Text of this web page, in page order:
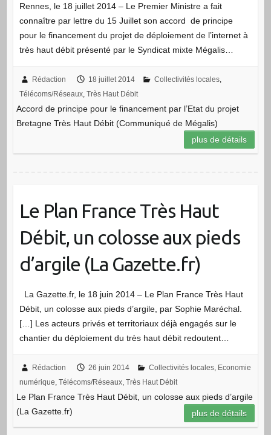
Rennes, le 18 juillet 2014 – Le Premier Ministre a fait
connaître par lettre du 15 Juillet son accord de principe
pour le financement du projet de déploiement de l’internet à
très haut débit présenté par le Syndicat mixte Mégalis…
Rédaction 18 juillet 2014 Collectivités locales,
Télécoms/Réseaux, Très Haut Débit
Accord de principe pour le financement par l’Etat du projet
Bretagne Très Haut Débit (Communiqué de Mégalis)
plus de détails
Le Plan France Très Haut
Débit, un colosse aux pieds
d’argile (La Gazette.fr)
La Gazette.fr, le 18 juin 2014 – Le Plan France Très Haut
Débit, un colosse aux pieds d’argile, par Sophie Maréchal.
[…] Les acteurs privés et territoriaux déjà engagés sur le
chantier du déploiement du très haut débit redoutent…
Rédaction 26 juin 2014 Collectivités locales, Economie
numérique, Télécoms/Réseaux, Très Haut Débit
Le Plan France Très Haut Débit, un colosse aux pieds d’argile
(La Gazette.fr)
plus de détails